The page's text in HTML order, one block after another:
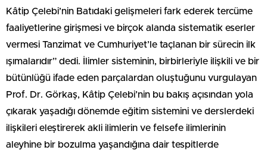
Kâtip Çelebi’nin Batıdaki gelişmeleri fark ederek tercüme
faaliyetlerine girişmesi ve birçok alanda sistematik eserler
vermesi Tanzimat ve Cumhuriyet’le taçlanan bir sürecin ilk
ışımalarıdır” dedi. İlimler sisteminin, birbirleriyle ilişkili ve bir
bütünlüğü ifade eden parçalardan oluştuğunu vurgulayan
Prof. Dr. Görkaş, Kâtip Çelebi’nin bu bakış açısından yola
çıkarak yaşadığı dönemde eğitim sistemini ve derslerdeki
ilişkileri eleştirerek akli ilimlerin ve felsefe ilimlerinin
aleyhine bir bozulma yaşandığına dair tespitlerde